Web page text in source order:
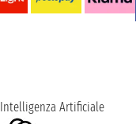
Intelligenza Artificiale